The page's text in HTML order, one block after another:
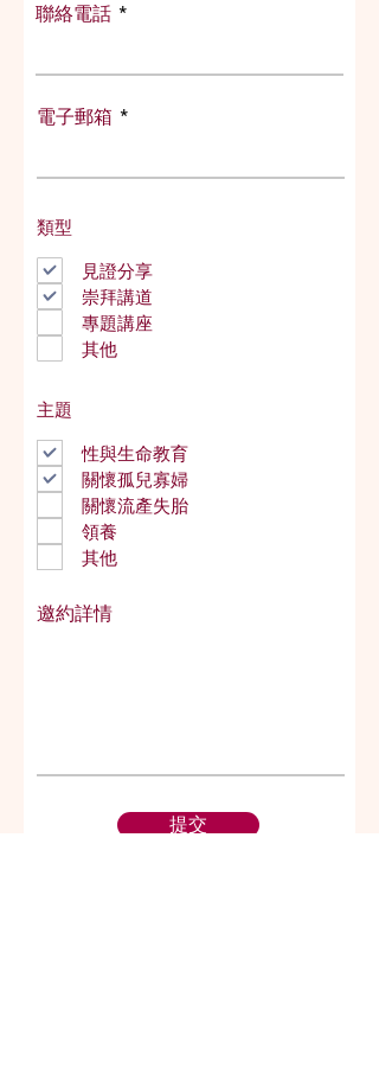
聯絡電話
電子郵箱
類型
見證分享
崇拜講道
專題講座
其他
主題
性與生命教育
關懷孤兒寡婦
關懷流產失胎
領養
其他
邀約詳情
提交